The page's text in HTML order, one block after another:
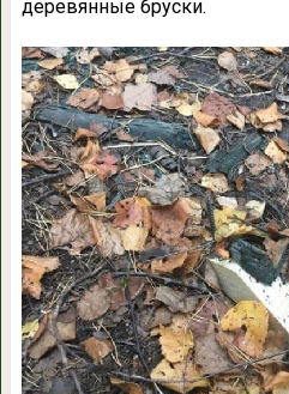
деревянные бруски.